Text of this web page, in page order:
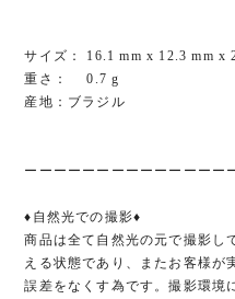
サイズ： 16.1 mm x 12.3 mm x
重さ： 0.7 g
産地：ブラジル
ーーーーーーーーーーーーーー
♦︎自然光での撮影♦︎
商品は全て自然光の元で撮影し
える状態であり、またお客様が
誤差をなくす為です。撮影環境